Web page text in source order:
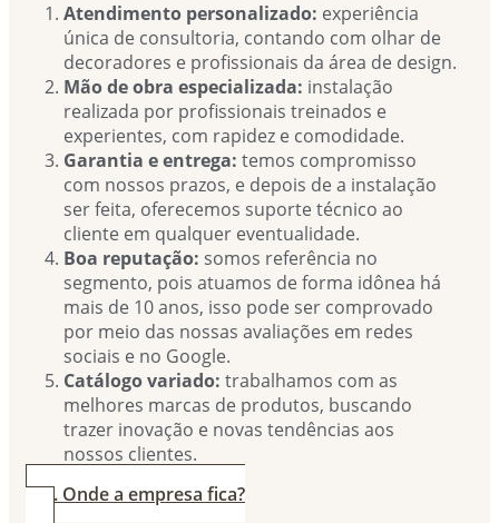
Atendimento personalizado: experiência
única de consultoria, contando com olhar de
decoradores e profissionais da área de design.
Mão de obra especializada: instalação
realizada por profissionais treinados e
experientes, com rapidez e comodidade.
Garantia e entrega: temos compromisso
com nossos prazos, e depois de a instalação
ser feita, oferecemos suporte técnico ao
cliente em qualquer eventualidade.
Boa reputação: somos referência no
segmento, pois atuamos de forma idônea há
mais de 10 anos, isso pode ser comprovado
por meio das nossas avaliações em redes
sociais e no Google.
Catálogo variado: trabalhamos com as
melhores marcas de produtos, buscando
trazer inovação e novas tendências aos
nossos clientes.
4. Onde a empresa fica?